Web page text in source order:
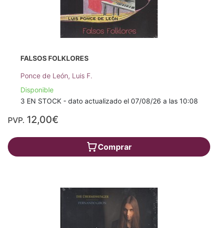
FALSOS FOLKLORES
Ponce de León, Luis F.
Disponible
3 EN STOCK - dato actualizado el 07/08/26 a las 10:08
PVP. 12,00€
Comprar